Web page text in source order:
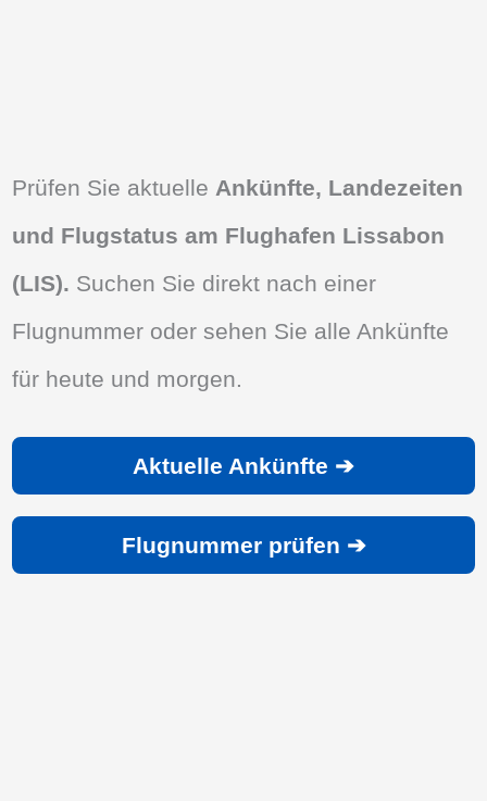
Prüfen Sie aktuelle Ankünfte, Landezeiten
und Flugstatus am Flughafen Lissabon
(LIS). Suchen Sie direkt nach einer
Flugnummer oder sehen Sie alle Ankünfte
für heute und morgen.
Aktuelle Ankünfte ➔
Flugnummer prüfen ➔